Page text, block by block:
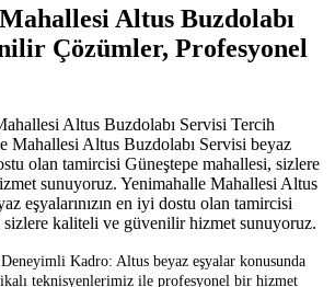
Altus Buzdolabı
Çözümler, Profesyonel
Altus Buzdolabı Servisi Tercih
Mahallesi Altus Buzdolabı Servisi beyaz
olan tamircisi Güneştepe mahallesi, sizlere
sunuyoruz. Yenimahalle Mahallesi Altus
eşyalarınızın en iyi dostu olan tamircisi
sizlere kaliteli ve güvenilir hizmet sunuyoruz.
Kadro: Altus beyaz eşyalar konusunda
teknisyenlerimiz ile profesyonel bir hizmet